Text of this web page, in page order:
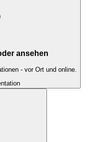
ansehen
- vor Ort und online.